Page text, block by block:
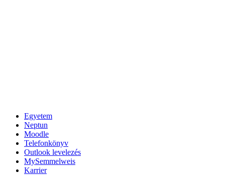
Egyetem
Neptun
Moodle
Telefonkönyv
Outlook levelezés
MySemmelweis
Karrier